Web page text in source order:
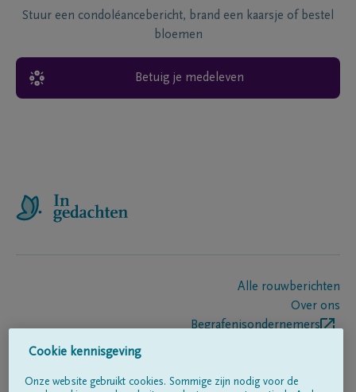
Stuur een condoléancebericht, brand een kaarsje of bestel
bloemen
Betuig je medeleven
Alle rouwberichten
Over ons
Begrafenisondernemers
Cookie kennisgeving
Onze website gebruikt cookies. Sommige zijn nodig voor de